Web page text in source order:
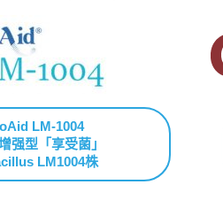
LM-1004
强型「享受菌」
LM1004株